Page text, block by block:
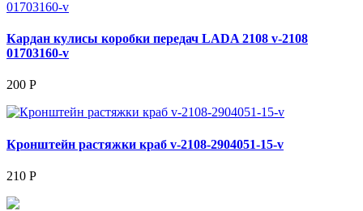
Кардан кулисы коробки передач LADA 2108 v-2108
01703160-v
200 Р
Кронштейн растяжки краб v-2108-2904051-15-v
210 Р